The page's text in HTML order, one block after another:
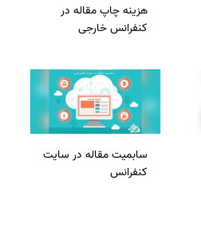
هزینه چاپ مقاله در
کنفرانس خارجی
سابمیت مقاله در سایت
کنفرانس